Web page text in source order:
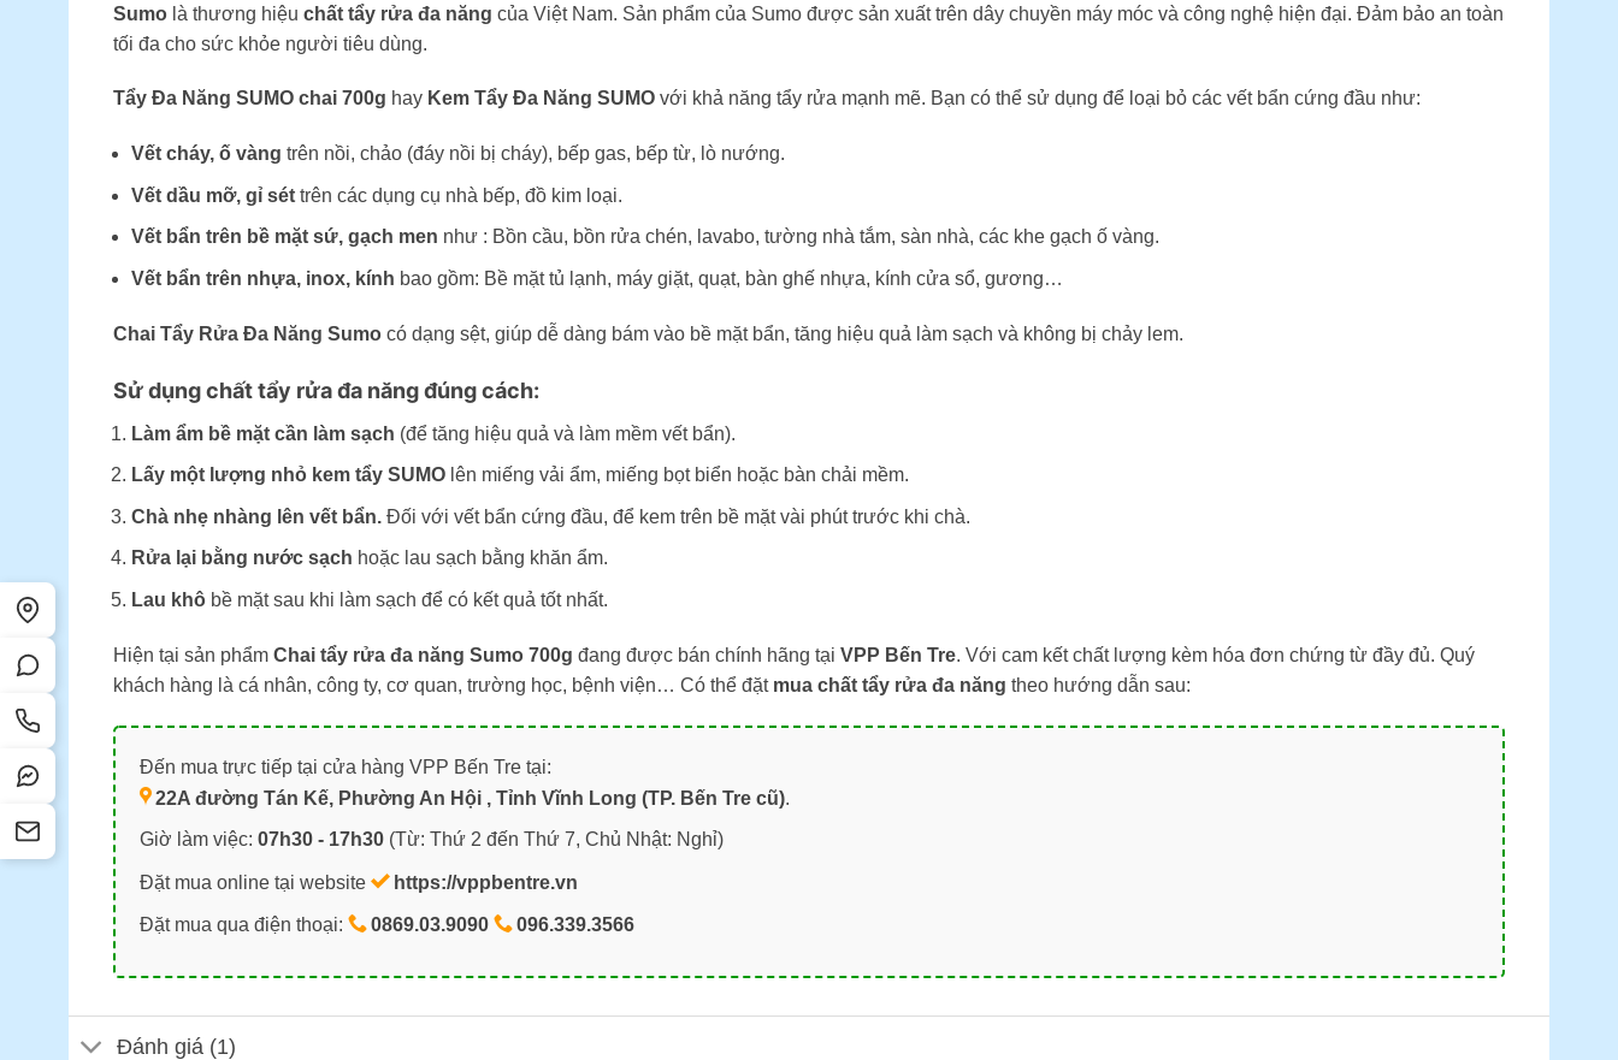
Sumo là thương hiệu chất tẩy rửa đa năng của Việt Nam. Sản phẩm của Sumo được sản xuất trên dây chuyền máy móc và công nghệ hiện đại. Đảm bảo an toàn
tối đa cho sức khỏe người tiêu dùng.
Tẩy Đa Năng SUMO chai 700g hay Kem Tẩy Đa Năng SUMO với khả năng tẩy rửa mạnh mẽ. Bạn có thể sử dụng để loại bỏ các vết bẩn cứng đầu như:
Vết cháy, ố vàng trên nồi, chảo (đáy nồi bị cháy), bếp gas, bếp từ, lò nướng.
Vết dầu mỡ, gỉ séttrên các dụng cụ nhà bếp, đồ kim loại.
Vết bẩn trên bề mặt sứ, gạch men như : Bồn cầu, bồn rửa chén, lavabo, tường nhà tắm, sàn nhà, các khe gạch ố vàng.
Vết bẩn trên nhựa, inox, kính bao gồm: Bề mặt tủ lạnh, máy giặt, quạt, bàn ghế nhựa, kính cửa sổ, gương…
Chai Tẩy Rửa Đa Năng Sumocó dạng sệt, giúp dễ dàng bám vào bề mặt bẩn, tăng hiệu quả làm sạch và không bị chảy lem.
Sử dụng chất tẩy rửa đa năng đúng cách:
Làm ẩm bề mặt cần làm sạch (để tăng hiệu quả và làm mềm vết bẩn).
Lấy một lượng nhỏ kem tẩy SUMOlên miếng vải ẩm, miếng bọt biển hoặc bàn chải mềm.
Chà nhẹ nhàng lên vết bẩn.Đối với vết bẩn cứng đầu, để kem trên bề mặt vài phút trước khi chà.
Rửa lại bằng nước sạch hoặc lau sạch bằng khăn ẩm.
Lau khôbề mặt sau khi làm sạch để có kết quả tốt nhất.
Hiện tại sản phẩm Chai tẩy rửa đa năng Sumo 700g đang được bán chính hãng tại VPP Bến Tre. Với cam kết chất lượng kèm hóa đơn chứng từ đầy đủ. Quý
khách hàng là cá nhân, công ty, cơ quan, trường học, bệnh viện… Có thể đặt mua chất tẩy rửa đa năng theo hướng dẫn sau:
Đến mua trực tiếp tại cửa hàng VPP Bến Tre tại:
22A đường Tán Kế, Phường An Hội , Tỉnh Vĩnh Long (TP. Bến Tre cũ).
Giờ làm việc: 07h30 - 17h30(Từ: Thứ 2 đến Thứ 7, Chủ Nhật: Nghỉ)
Đặt mua online tại website https://vppbentre.vn
Đặt mua qua điện thoại: 0869.03.9090 096.339.3566
Đánh giá (1)